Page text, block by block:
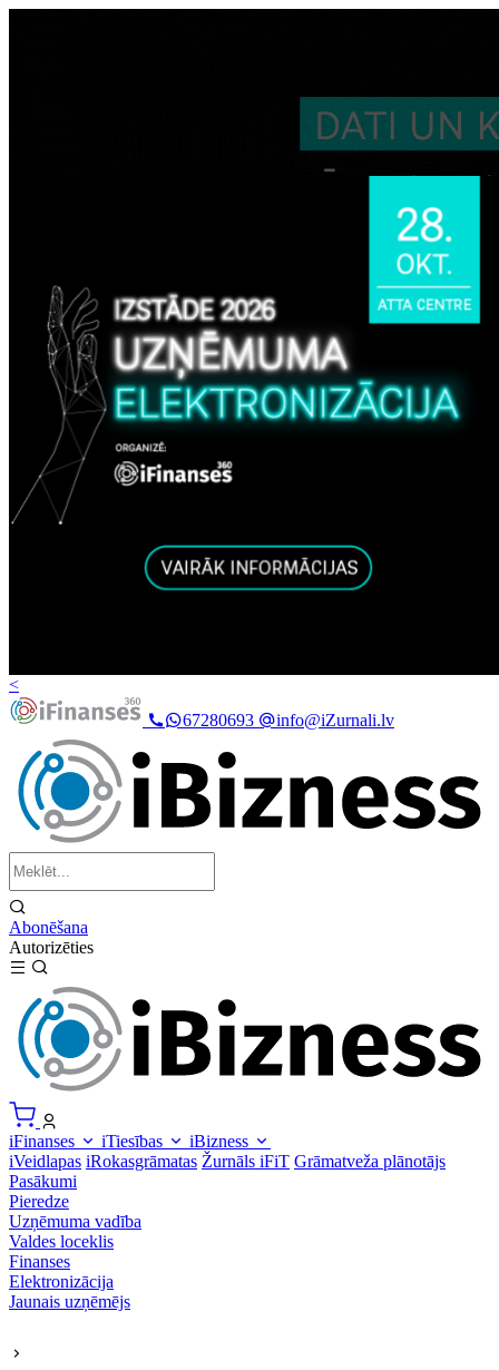
<
67280693
info@iZurnali.lv
Abonēšana
Autorizēties
iFinanses iTiesības
iBizness
iVeidlapas iRokasgrāmatas Žurnāls iFiT Grāmatveža plānotājs
Pasākumi
Pieredze
Uzņēmuma vadība
Valdes loceklis
Finanses
Elektronizācija
Jaunais uzņēmējs